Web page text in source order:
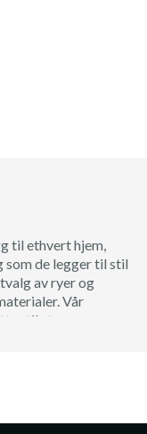
til ethvert hjem,
de legger til stil
av ryer og
Vår
til større ryer